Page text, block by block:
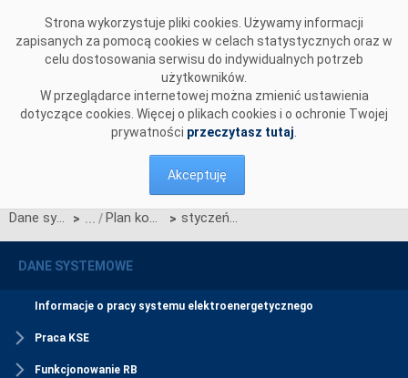
Strona wykorzystuje pliki cookies. Używamy informacji
zapisanych za pomocą cookies w celach statystycznych oraz w
celu dostosowania serwisu do indywidualnych potrzeb
użytkowników.
W przeglądarce internetowej można zmienić ustawienia
dotyczące cookies. Więcej o plikach cookies i o ochronie Twojej
prywatności przeczytasz tutaj
Akceptuję
Dane systemowe > Plan koordynacyjny miesięczny (PKM) > styczeń - grudzień 2016
DANE SYSTEMOWE
Informacje o pracy systemu elektroenergetycznego
Praca KSE
Funkcjonowanie RB